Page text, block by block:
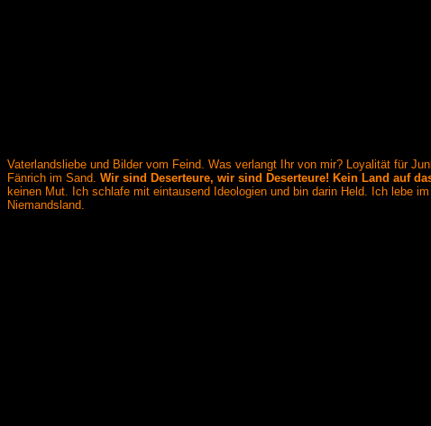
Vaterlandsliebe und Bilder vom Feind. Was verlangt Ihr von mir? Loyalität für
Fänrich im Sand. Wir sind Deserteure, wir sind Deserteure! Kein Land auf
keinen Mut. Ich schlafe mit eintausend Ideologien und bin darin Held. Ich lebe
Niemandsland.